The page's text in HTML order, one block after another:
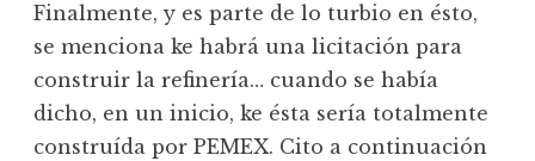
Finalmente, y es parte de lo turbio en ésto,
se menciona ke habrá una licitación para
construir la refinería… cuando se había
dicho, en un inicio, ke ésta sería totalmente
construída por PEMEX. Cito a continuación